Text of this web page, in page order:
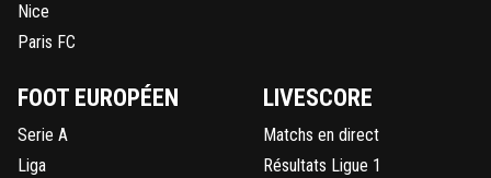
Nice
Paris FC
FOOT EUROPÉEN
Serie A
Liga
LIVESCORE
Matchs en direct
Résultats Ligue 1